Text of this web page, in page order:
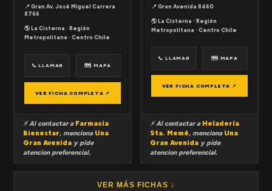
📍 Gran Av. José Miguel Carrera
8766
🌎 La Cisterna · Región
Metropolitana · Centro Chile
📞 LLAMAR 🗺 MAPA
VER FICHA COMPLETA ↗
⚡ Al contactar a Farmacia
Bienestar, menciona Una
Gran Avenida y pide
atencion preferencial.
📍 Gran Avenida 8460
🌎 La Cisterna · Región
Metropolitana · Centro Chile
📞 LLAMAR 🗺 MAPA
VER FICHA COMPLETA ↗
⚡ Al contactar a Heladería
Sta. Memé, menciona Una
Gran Avenida y pide
atencion preferencial.
VER MÁS FICHAS ↓